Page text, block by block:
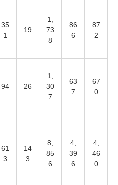
35
1
19
1,
73
8
86
6
87
2
94 26
1,
30
7
63
7
67
0
61
3
14
3
8,
85
6
4,
39
6
4,
46
0